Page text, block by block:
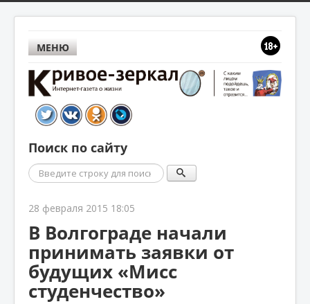
МЕНЮ
Поиск по сайту
Поиск
28 февраля 2015 18:05
В Волгограде начали
принимать заявки от
будущих «Мисс
студенчество»